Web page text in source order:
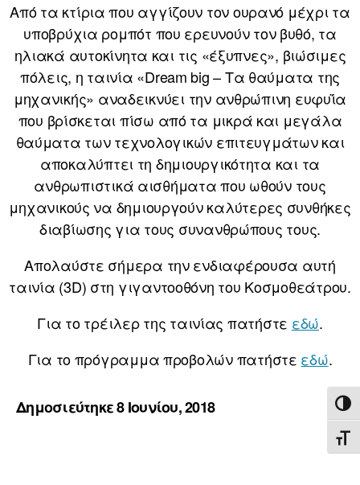
Από τα κτίρια που αγγίζουν τον ουρανό μέχρι τα
υποβρύχια ρομπότ που ερευνούν τον βυθό, τα
ηλιακά αυτοκίνητα και τις «έξυπνες», βιώσιμες
πόλεις, η ταινία «Dream big – Τα θαύματα της
μηχανικής» αναδεικνύει την ανθρώπινη ευφυΐα
που βρίσκεται πίσω από τα μικρά και μεγάλα
θαύματα των τεχνολογικών επιτευγμάτων και
αποκαλύπτει τη δημιουργικότητα και τα
ανθρωπιστικά αισθήματα που ωθούν τους
μηχανικούς να δημιουργούν καλύτερες συνθήκες
διαβίωσης για τους συνανθρώπους τους.
Απολαύστε σήμερα την ενδιαφέρουσα αυτή
ταινία (3D) στη γιγαντοοθόνη του Κοσμοθεάτρου.
Για το τρέιλερ της ταινίας πατήστε εδώ.
Για το πρόγραμμα προβολών πατήστε εδώ.
Δημοσιεύτηκε 8 Ιουνίου, 2018